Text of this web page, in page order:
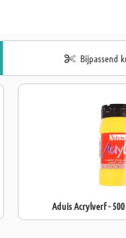
Bijpassend
Aduis Acrylverf -